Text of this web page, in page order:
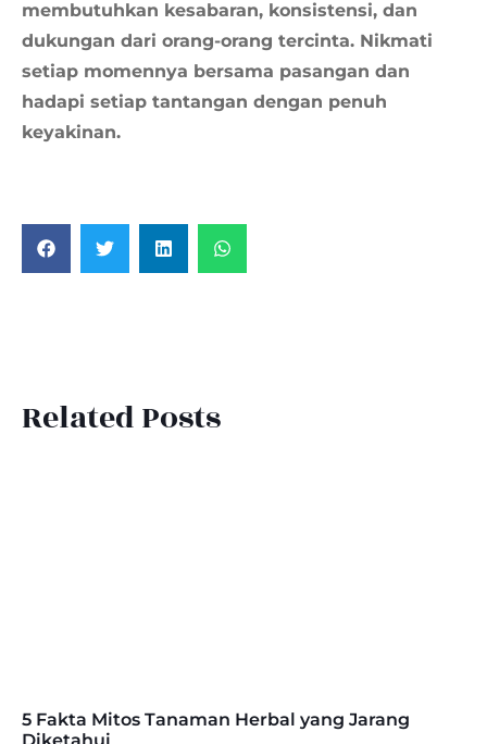
membutuhkan kesabaran, konsistensi, dan
dukungan dari orang-orang tercinta. Nikmati
setiap momennya bersama pasangan dan
hadapi setiap tantangan dengan penuh
keyakinan.
Related Posts
5 Fakta Mitos Tanaman Herbal yang Jarang